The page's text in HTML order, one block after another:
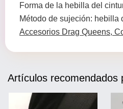
Forma de la hebilla del
Método de sujeción: hebilla
Accesorios Drag Queens,
Artículos recomendados